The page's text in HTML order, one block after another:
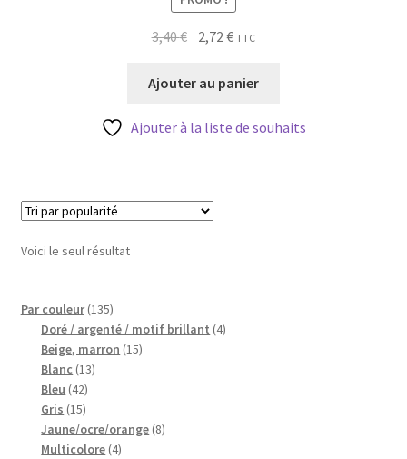
CGV
Livraison
3,40€ Le
initial
3,40 €.
2,72€Le
actuel
2,72 €.
TTC
Ajouter au panier
Ajouter à la liste de souhaits
Voici le seul résultat
Par couleur 135135
produits
Doré / argenté / motif brillant 44
Beige, marron 1515
Blanc 1313
Bleu 4242
produits
Gris 1515
produits
Jaune/ocre/orange 88
Multicolore 44